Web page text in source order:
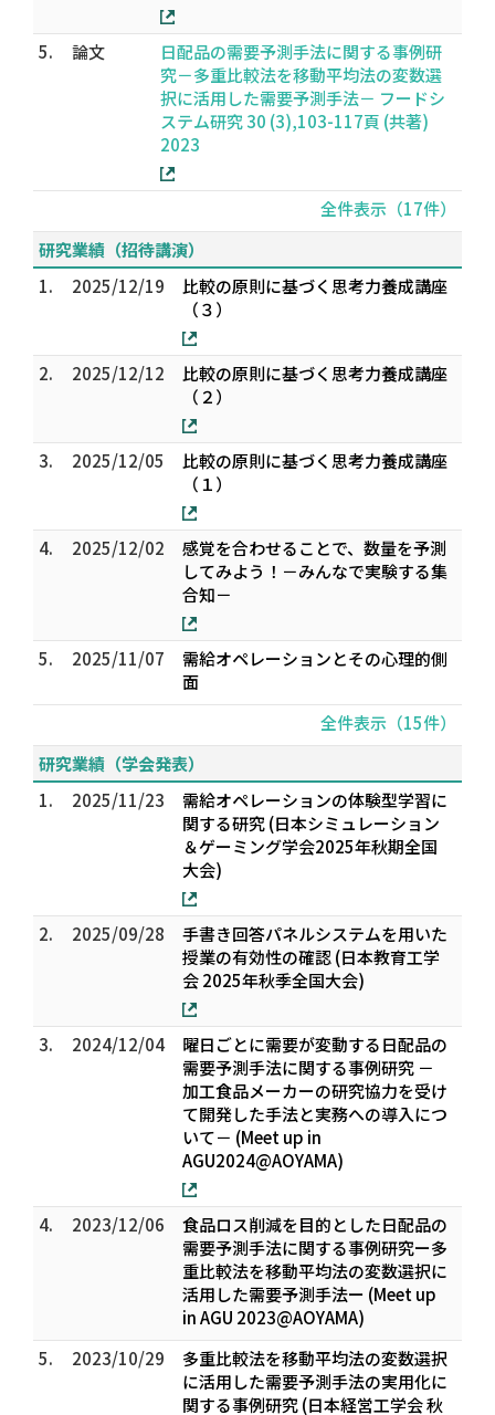
5. 論文
日配品の需要予測手法に関する事例研
究－多重比較法を移動平均法の変数選
択に活用した需要予測手法－ フードシ
ステム研究 30 (3),103-117頁 (共著)
2023
全件表示（17件）
研究業績（招待講演）
1.
2025/12/19
比較の原則に基づく思考力養成講座
（３）
2. 2025/12/12
比較の原則に基づく思考力養成講座
（２）
3. 2025/12/05
比較の原則に基づく思考力養成講座
（１）
4. 2025/12/02
感覚を合わせることで、数量を予測
してみよう！－みんなで実験する集
合知－
5. 2025/11/07
需給オペレーションとその心理的側
面
全件表示（15件）
研究業績（学会発表）
1.
2025/11/23
需給オペレーションの体験型学習に
関する研究 (日本シミュレーション
＆ゲーミング学会2025年秋期全国
大会)
2. 2025/09/28
手書き回答パネルシステムを用いた
授業の有効性の確認 (日本教育工学
会 2025年秋季全国大会)
3. 2024/12/04
曜日ごとに需要が変動する日配品の
需要予測手法に関する事例研究 －
加工食品メーカーの研究協力を受け
て開発した手法と実務への導入につ
いて－ (Meet up in
AGU2024@AOYAMA)
4. 2023/12/06
食品ロス削減を目的とした日配品の
需要予測手法に関する事例研究ー多
重比較法を移動平均法の変数選択に
活用した需要予測手法ー (Meet up
in AGU 2023@AOYAMA)
5.
2023/10/29
多重比較法を移動平均法の変数選択
に活用した需要予測手法の実用化に
関する事例研究 (日本経営工学会 秋